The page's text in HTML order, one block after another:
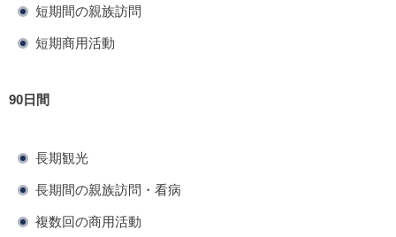
短期間の親族訪問
短期商用活動
90日間
長期観光
長期間の親族訪問・看病
複数回の商用活動